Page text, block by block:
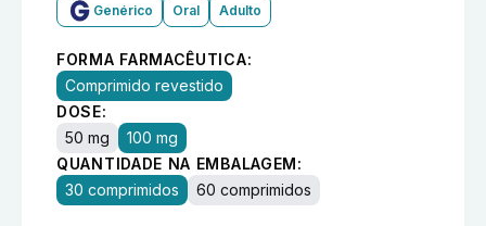
Genérico Oral Adulto
FORMA FARMACÊUTICA:
Comprimido revestido
DOSE:
50 mg
100 mg
QUANTIDADE NA EMBALAGEM:
30 comprimidos
60 comprimidos